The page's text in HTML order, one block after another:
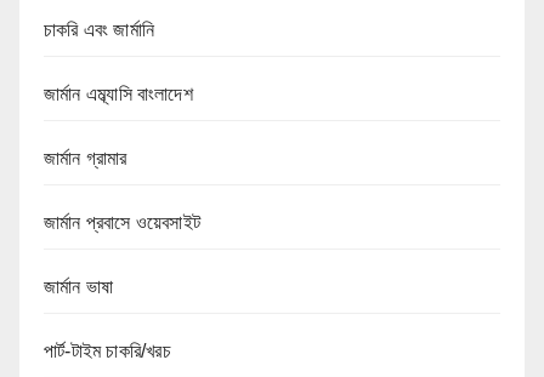
চাকরি এবং জার্মানি
জার্মান এম্ব্যাসি বাংলাদেশ
জার্মান গ্রামার
জার্মান প্রবাসে ওয়েবসাইট
জার্মান ভাষা
পার্ট-টাইম চাকরি/খরচ